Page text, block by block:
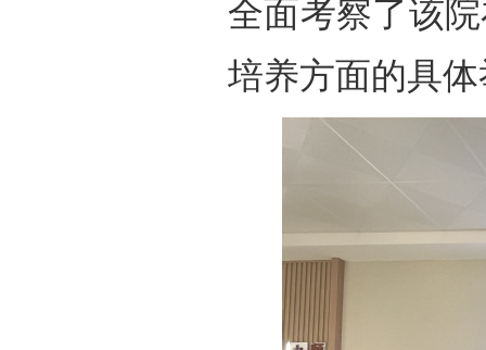
全面考察了该
培养方面的具